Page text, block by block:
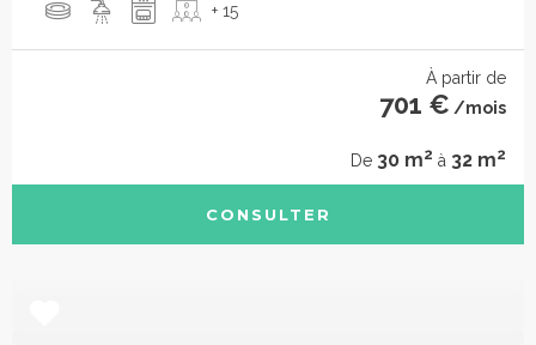
+ 15
À partir de
701 € /mois
De 30 m2 à 32 m2
CONSULTER